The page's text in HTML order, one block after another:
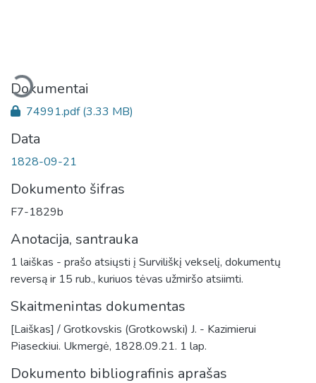
Dokumentai
74991.pdf(3.33 MB)
Data
1828-09-21
Dokumento šifras
F7-1829b
Anotacija, santrauka
1 laiškas - prašo atsiųsti į Surviliškį vekselį, dokumentų
reversą ir 15 rub., kuriuos tėvas užmiršo atsiimti.
Skaitmenintas dokumentas
[Laiškas] / Grotkovskis (Grotkowski) J. - Kazimierui
Piaseckiui. Ukmergė, 1828.09.21. 1 lap.
Dokumento bibliografinis aprašas